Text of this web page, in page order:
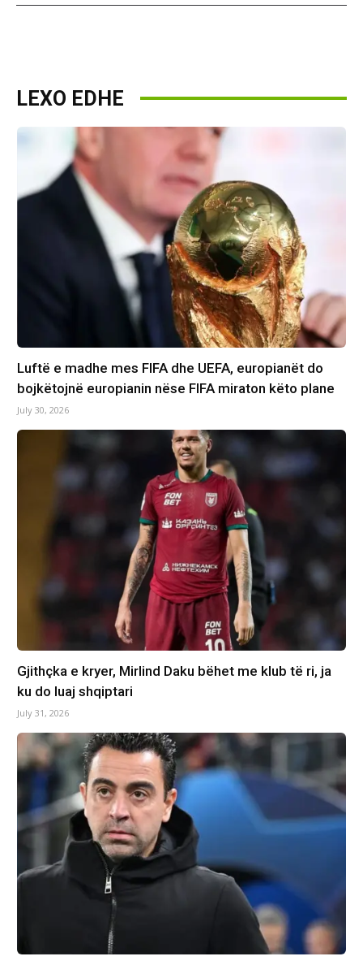
LEXO EDHE
Luftë e madhe mes FIFA dhe UEFA, europianët do
bojkëtojnë europianin nëse FIFA miraton këto plane
July 30, 2026
Gjithçka e kryer, Mirlind Daku bëhet me klub të ri, ja
ku do luaj shqiptari
July 31, 2026